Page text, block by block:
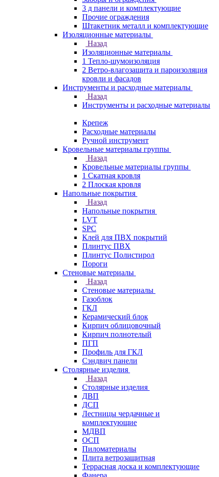
3 д панели и комплектующие
Прочие ограждения
Штакетник металл и комплектующие
Изоляционные материалы
Назад
Изоляционные материалы
1 Тепло-шумоизоляция
2 Ветро-влагозащита и пароизоляция
кровли и фасадов
Инструменты и расходные материалы
Назад
Инструменты и расходные материалы
Крепеж
Расходные материалы
Ручной инструмент
Кровельные материалы группы
Назад
Кровельные материалы группы
1 Скатная кровля
2 Плоская кровля
Напольные покрытия
Назад
Напольные покрытия
LVT
SPC
Клей для ПВХ покрытий
Плинтус ПВХ
Плинтус Полистирол
Пороги
Стеновые материалы
Назад
Стеновые материалы
Газоблок
ГКЛ
Керамический блок
Кирпич облицовочный
Кирпич полнотелый
ПГП
Профиль для ГКЛ
Сэндвич панели
Столярные изделия
Назад
Столярные изделия
ДВП
ДСП
Лестницы чердачные и
комплектующие
МДВП
ОСП
Пиломатериалы
Плита ветрозащитная
Террасная доска и комплектующие
Фанера